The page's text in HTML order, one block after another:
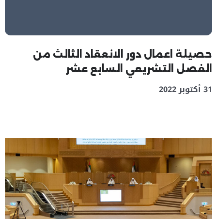
حصيلة اعمال دور الانعقاد الثالث من
الفصل التشريعي السابع عشر
31 أكتوبر 2022